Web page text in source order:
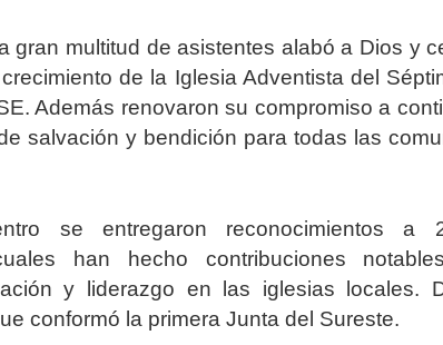
gran multitud de asistentes alabó a Dios y
de la Iglesia Adventista del
Además renovaron su compromiso a
salvación y bendición para todas las
se entregaron reconocimientos a
han hecho contribuciones
y liderazgo en las iglesias locales.
conformó la primera Junta del Sureste.